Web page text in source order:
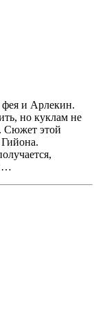
и Арлекин.
но куклам не
Сюжет этой